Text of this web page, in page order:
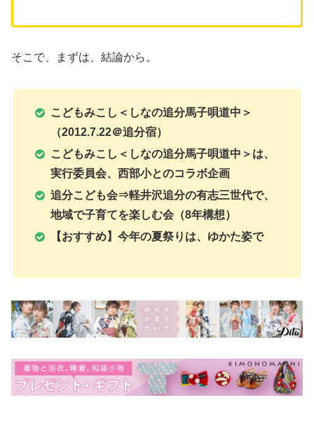
そこで、まずは、結論から。
こどもみこし＜しなの追分馬子唄道中＞
（2012.7.22＠追分宿）
こどもみこし＜しなの追分馬子唄道中＞は、
実行委員会、西部小とのコラボ企画
追分こども会⇒軽井沢追分の有志三世代で、
地域で子育てを楽しむ会（8年構想）
【おすすめ】今年の夏祭りは、ゆかた姿で